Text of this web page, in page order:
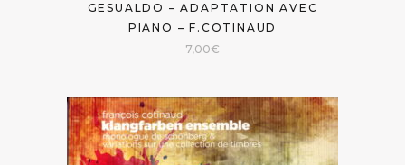
GESUALDO – ADAPTATION AVEC
PIANO – F.COTINAUD
7,00€